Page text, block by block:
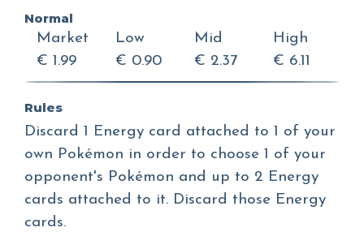
Normal
Market
€ 1.99
Low
€ 0.90
Mid
€ 2.37
High
€ 6.11
Rules
Discard 1 Energy card attached to 1 of your
own Pokémon in order to choose 1 of your
opponent's Pokémon and up to 2 Energy
cards attached to it. Discard those Energy
cards.